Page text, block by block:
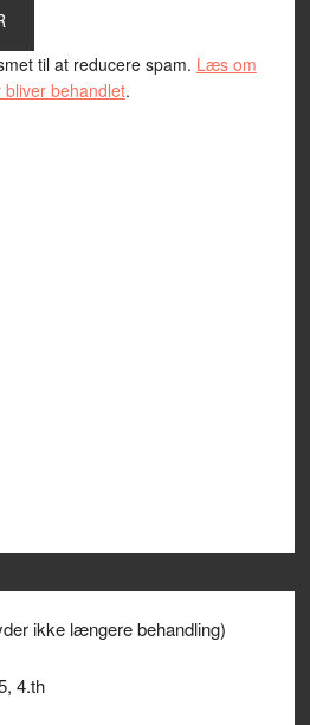
til at reducere spam. Læs om
behandlet.
ikke længere behandling)
4.th